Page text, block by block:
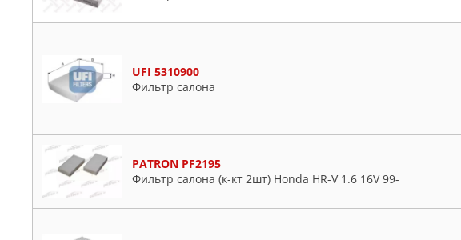
UFI 5310900
Фильтр салона
PATRON PF2195
Фильтр салона (к-кт 2шт) Honda HR-V 1.6 16V 99-